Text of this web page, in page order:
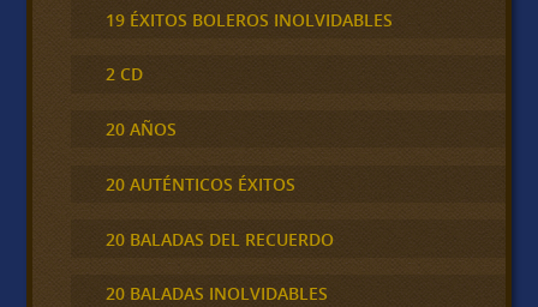
19 ÉXITOS BOLEROS INOLVIDABLES
2 CD
20 AÑOS
20 AUTÉNTICOS ÉXITOS
20 BALADAS DEL RECUERDO
20 BALADAS INOLVIDABLES